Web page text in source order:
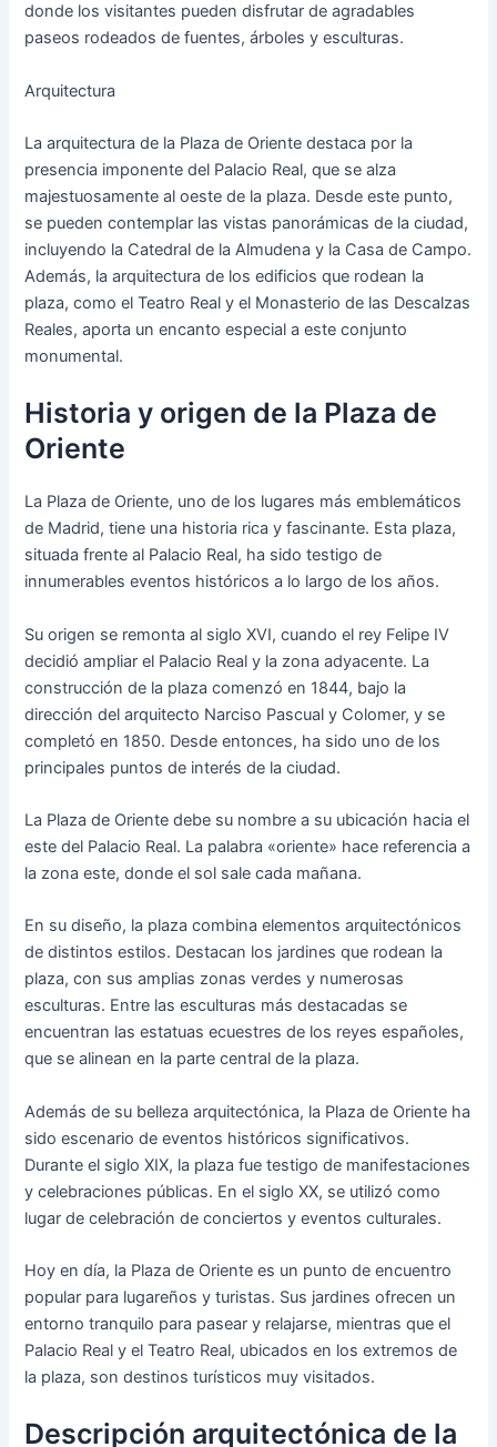
donde los visitantes pueden disfrutar de agradables
paseos rodeados de fuentes, árboles y esculturas.
Arquitectura
La arquitectura de la Plaza de Oriente destaca por la
presencia imponente del Palacio Real, que se alza
majestuosamente al oeste de la plaza. Desde este punto,
se pueden contemplar las vistas panorámicas de la ciudad,
incluyendo la Catedral de la Almudena y la Casa de Campo.
Además, la arquitectura de los edificios que rodean la
plaza, como el Teatro Real y el Monasterio de las Descalzas
Reales, aporta un encanto especial a este conjunto
monumental.
Historia y origen de la Plaza de
Oriente
La Plaza de Oriente, uno de los lugares más emblemáticos
de Madrid, tiene una historia rica y fascinante. Esta plaza,
situada frente al Palacio Real, ha sido testigo de
innumerables eventos históricos a lo largo de los años.
Su origen se remonta al siglo XVI, cuando el rey Felipe IV
decidió ampliar el Palacio Real y la zona adyacente. La
construcción de la plaza comenzó en 1844, bajo la
dirección del arquitecto Narciso Pascual y Colomer, y se
completó en 1850. Desde entonces, ha sido uno de los
principales puntos de interés de la ciudad.
La Plaza de Oriente debe su nombre a su ubicación hacia el
este del Palacio Real. La palabra «oriente» hace referencia a
la zona este, donde el sol sale cada mañana.
En su diseño, la plaza combina elementos arquitectónicos
de distintos estilos. Destacan los jardines que rodean la
plaza, con sus amplias zonas verdes y numerosas
esculturas. Entre las esculturas más destacadas se
encuentran las estatuas ecuestres de los reyes españoles,
que se alinean en la parte central de la plaza.
Además de su belleza arquitectónica, la Plaza de Oriente ha
sido escenario de eventos históricos significativos.
Durante el siglo XIX, la plaza fue testigo de manifestaciones
y celebraciones públicas. En el siglo XX, se utilizó como
lugar de celebración de conciertos y eventos culturales.
Hoy en día, la Plaza de Oriente es un punto de encuentro
popular para lugareños y turistas. Sus jardines ofrecen un
entorno tranquilo para pasear y relajarse, mientras que el
Palacio Real y el Teatro Real, ubicados en los extremos de
la plaza, son destinos turísticos muy visitados.
Descripción arquitectónica de la